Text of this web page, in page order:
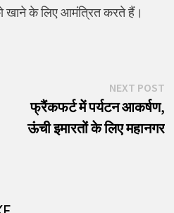
खाने के लिए आमंत्रित करते हैं।
NEXT POST
फ्रैंकफर्ट में पर्यटन आकर्षण,
ऊंची इमारतों के लिए महानगर